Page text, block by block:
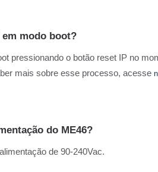
modo boot?
pressionando o botão reset IP no
mais sobre esse processo, acesse
do ME46?
de 90-240Vac.